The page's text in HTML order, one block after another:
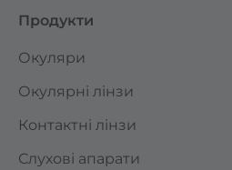
Продукти
Окуляри
Окулярні лінзи
Контактні лінзи
Слухові апарати